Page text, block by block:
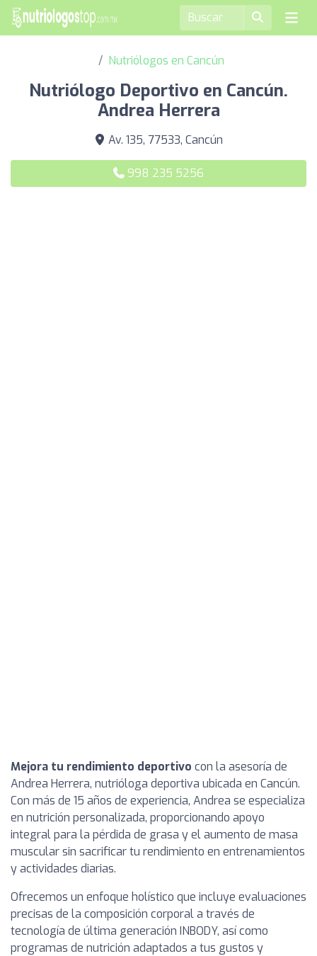
Nutriólogos en Cancún
Nutriólogo Deportivo en Cancún.
Andrea Herrera
Av. 135, 77533, Cancún
998 235 5256
Mejora tu rendimiento deportivo con la asesoría de
Andrea Herrera, nutrióloga deportiva ubicada en Cancún.
Con más de 15 años de experiencia, Andrea se especializa
en nutrición personalizada, proporcionando apoyo
integral para la pérdida de grasa y el aumento de masa
muscular sin sacrificar tu rendimiento en entrenamientos
y actividades diarias.
Ofrecemos un enfoque holístico que incluye evaluaciones
precisas de la composición corporal a través de
tecnología de última generación INBODY, así como
programas de nutrición adaptados a tus gustos y